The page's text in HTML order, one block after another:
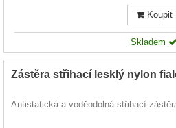
Koupit
Skladem
Zástěra střihací lesklý nylon
Antistatická a voděodolná střihací